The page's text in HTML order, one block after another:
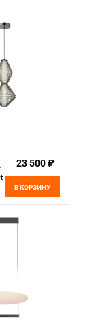
23 500 ₽
В КОРЗИНУ